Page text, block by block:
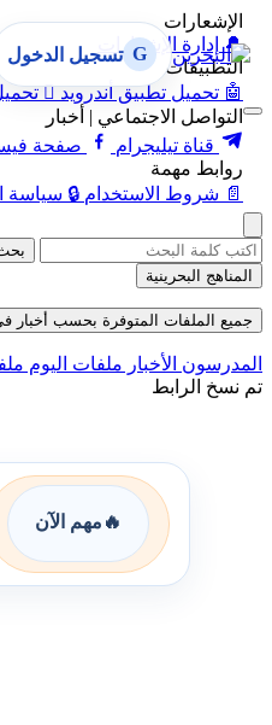
الإشعارات
🔔 إدارة الإشعارات
التطبيقات
🤖 تحميل تطبيق أندرويد 
التواصل الاجتماعي | أخبار
قناة تيليجرام
صفحة
روابط مهمة
📄 شروط الاستخدام 🔒 سياسة
G تسجيل الدخول
المناهج البحرينية
جميع الملفات المتوفرة بحسب أخبار في
المدرسون الأخبار ملفات اليوم
تم نسخ الرابط
🔥 مهم الآن